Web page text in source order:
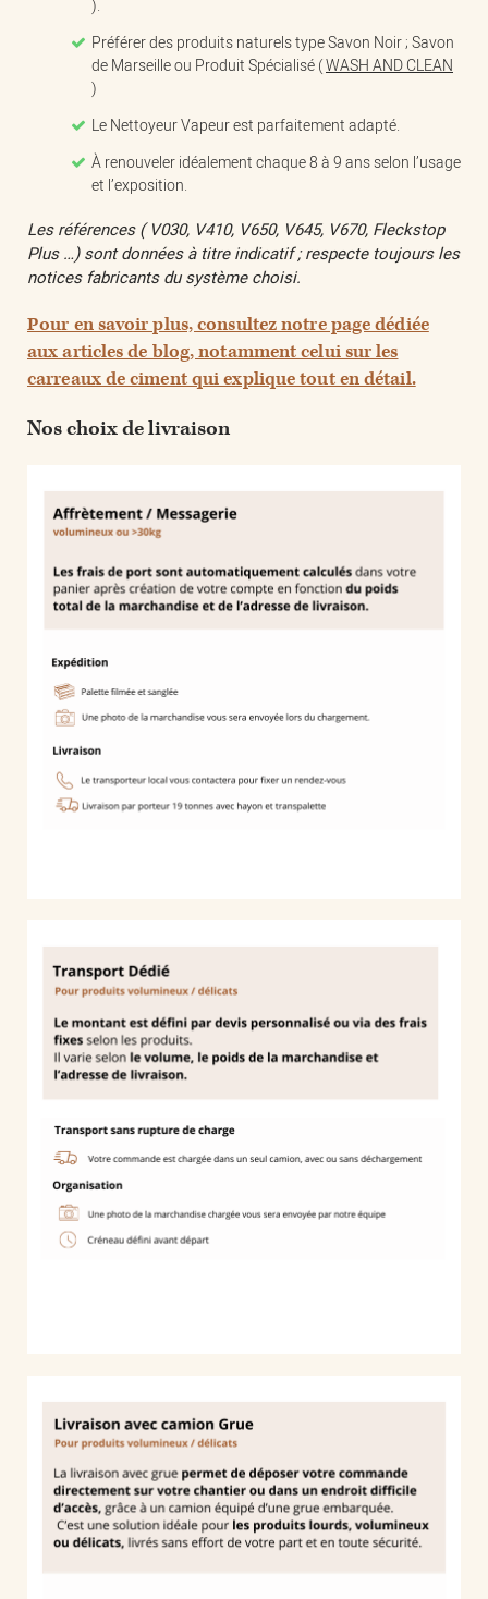
).
Préférer des produits naturels type Savon Noir ; Savon
de Marseille ou Produit Spécialisé (WASH AND CLEAN
)
Le Nettoyeur Vapeur est parfaitement adapté.
À renouveler idéalement chaque 8 à 9 ans selon l’usage
et l’exposition.
Les références ( V030, V410, V650, V645, V670, Fleckstop
Plus …) sont données à titre indicatif ; respecte toujours les
notices fabricants du système choisi.
Pour en savoir plus, consultez notre page dédiée
aux articles de blog, notamment celui sur les
carreaux de ciment qui explique tout en détail.
Nos choix de livraison​